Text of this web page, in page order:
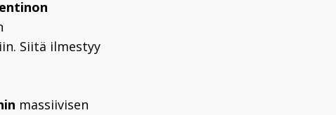
Siitä ilmestyy
massiivisen